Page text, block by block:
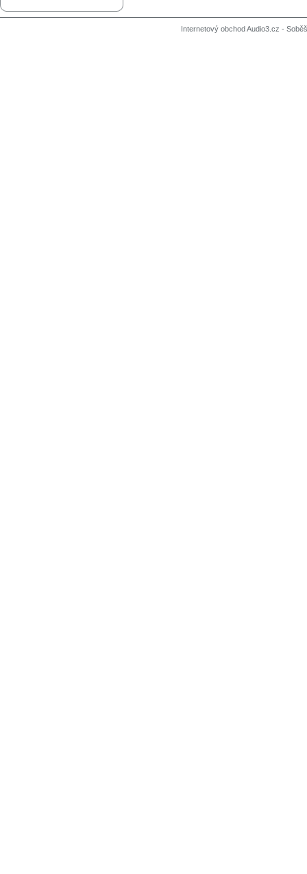
Internetový obchod Audio3.cz -